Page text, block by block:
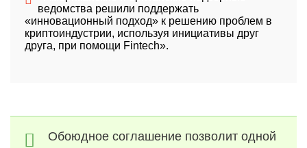
ведомства решили поддержать
«инновационный подход» к решению проблем в
криптоиндустрии, используя инициативы друг
друга, при помощи Fintech».
Обоюдное соглашение позволит одной